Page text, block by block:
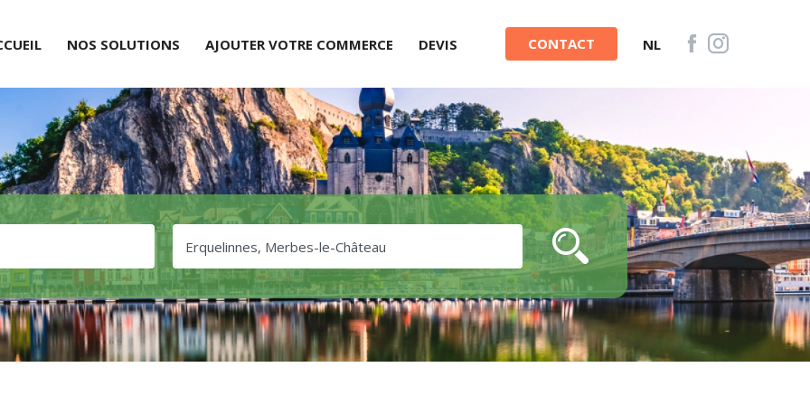
NOS SOLUTIONS AJOUTER VOTRE COMMERCE DEVIS CONTACT NL